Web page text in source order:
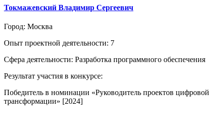
Токмажевский Владимир Сергеевич
Город: Москва
Опыт проектной деятельности: 7
Сфера деятельности: Разработка программного обеспечения
Результат участия в конкурсе:
Победитель в номинации «Руководитель проектов цифровой
трансформации» [2024]